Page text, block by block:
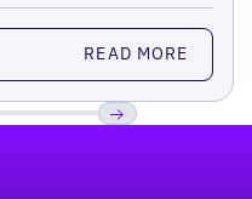
READ MORE